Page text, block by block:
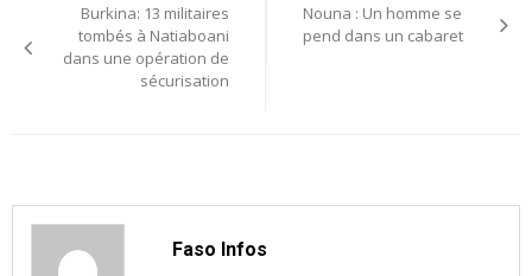
de
l’article
Burkina: 13 militaires
tombés à Natiaboani
dans une opération de
sécurisation
Nouna : Un homme se
pend dans un cabaret
Faso Infos